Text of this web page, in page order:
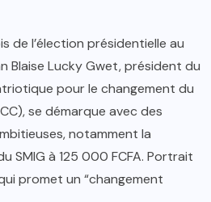
de l’élection présidentielle au
Blaise Lucky Gwet, président du
pour le changement du
se démarque avec des
notamment la
SMIG à 125 000 FCFA. Portrait
promet un “changement